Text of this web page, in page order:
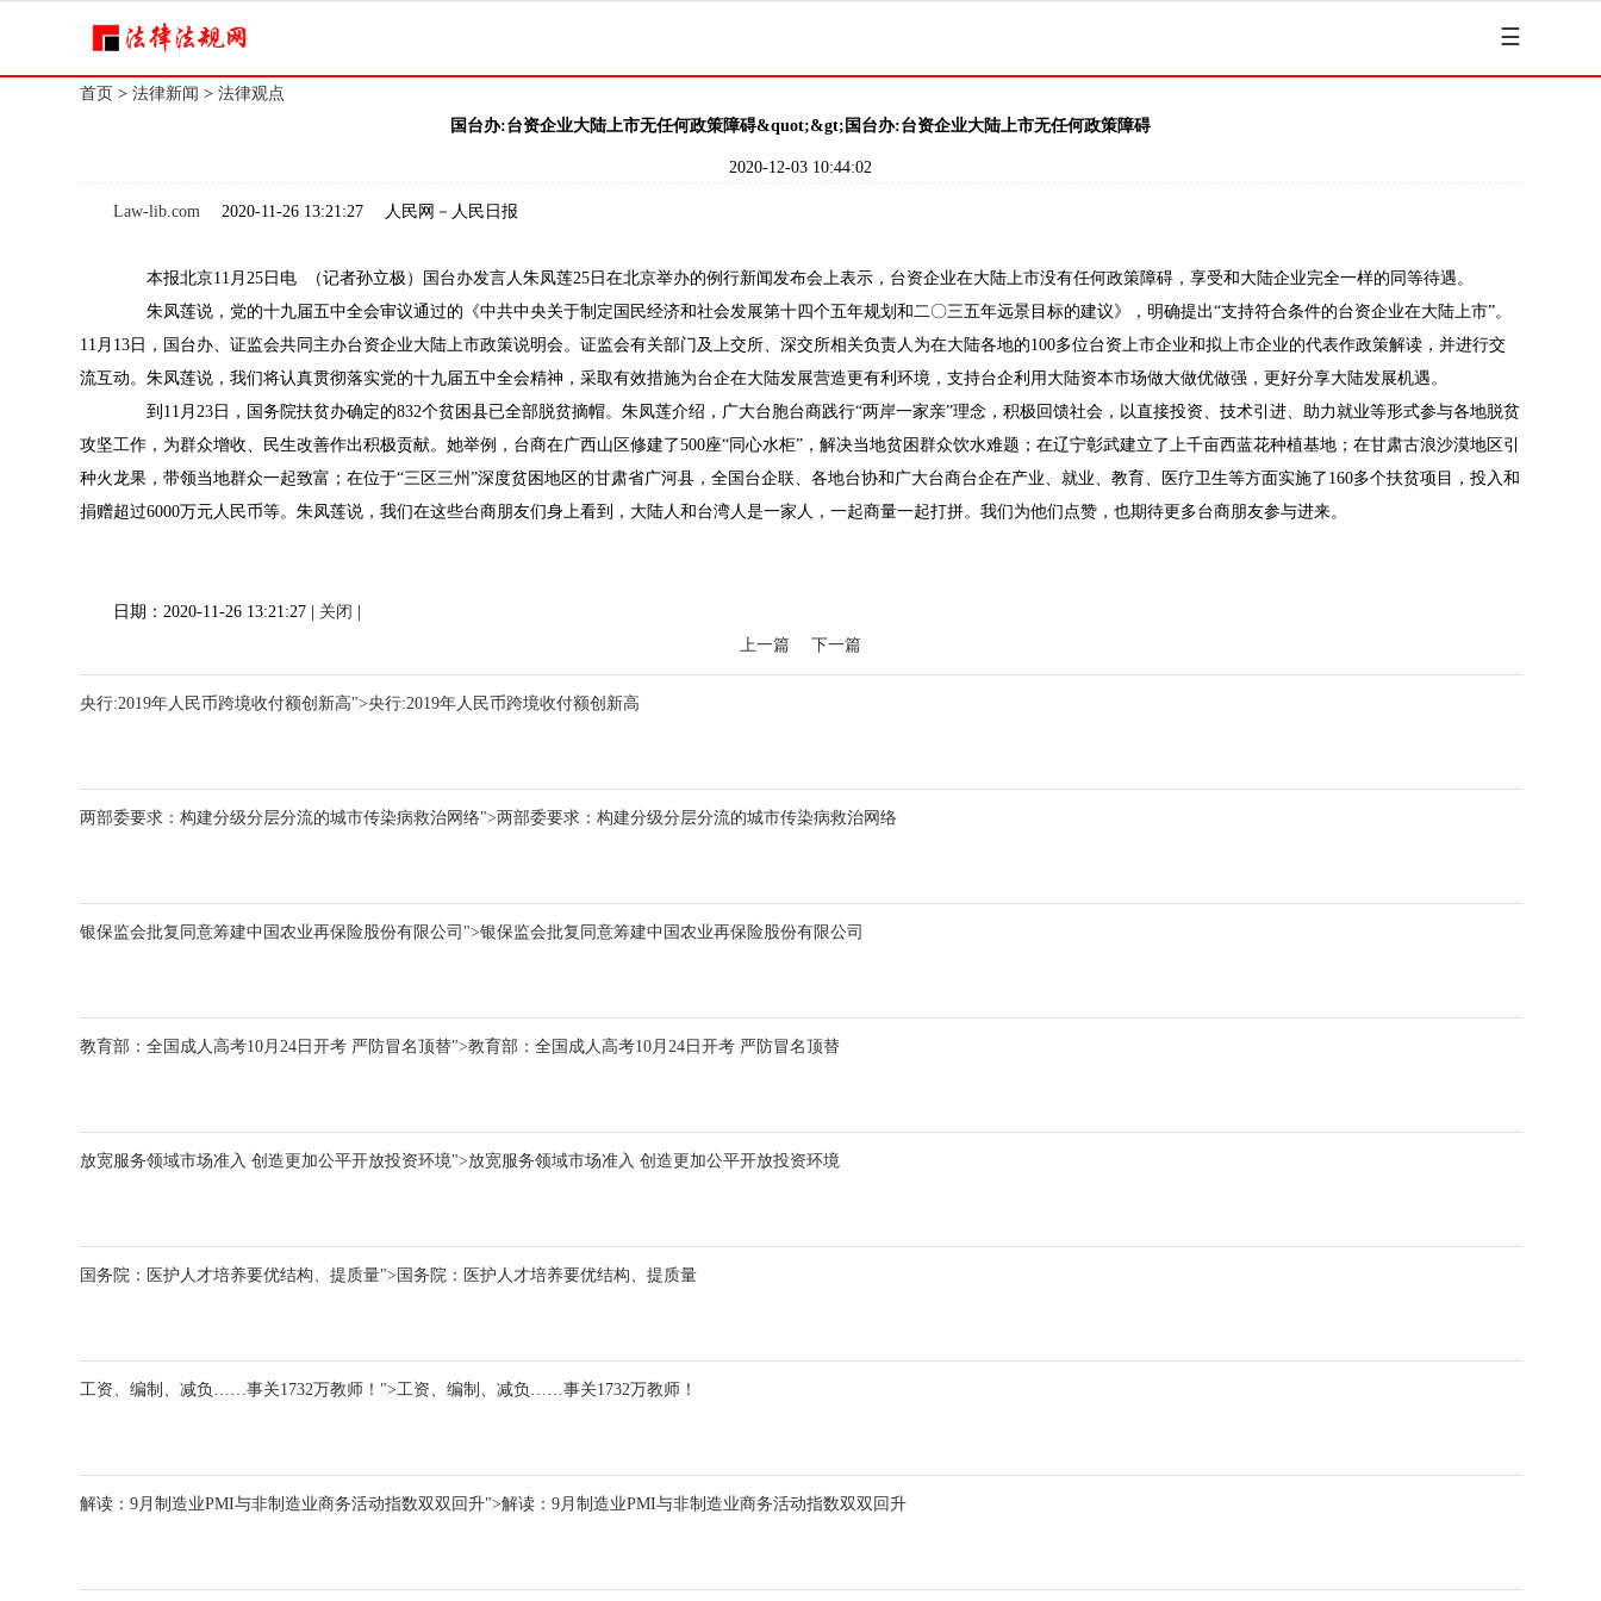
☰
首页 >法律新闻 >法律观点
国台办:台资企业大陆上市无任何政策障碍&quot;&gt;国台办:台资企业大陆上市无任何政策障碍
2020-12-03 10:44:02
Law-lib.com 2020-11-26 13:21:27 人民网－人民日报
本报北京11月25日电 （记者孙立极）国台办发言人朱凤莲25日在北京举办的例行新闻发布会上表示，台资企业在大陆上市没有任何政策障碍，享受和大陆企业完全一样的同等待遇。
朱凤莲说，党的十九届五中全会审议通过的《中共中央关于制定国民经济和社会发展第十四个五年规划和二〇三五年远景目标的建议》，明确提出“支持符合条件的台资企业在大陆上市”。
11月13日，国台办、证监会共同主办台资企业大陆上市政策说明会。证监会有关部门及上交所、深交所相关负责人为在大陆各地的100多位台资上市企业和拟上市企业的代表作政策解读，并进行交
流互动。朱凤莲说，我们将认真贯彻落实党的十九届五中全会精神，采取有效措施为台企在大陆发展营造更有利环境，支持台企利用大陆资本市场做大做优做强，更好分享大陆发展机遇。
到11月23日，国务院扶贫办确定的832个贫困县已全部脱贫摘帽。朱凤莲介绍，广大台胞台商践行“两岸一家亲”理念，积极回馈社会，以直接投资、技术引进、助力就业等形式参与各地脱贫
攻坚工作，为群众增收、民生改善作出积极贡献。她举例，台商在广西山区修建了500座“同心水柜”，解决当地贫困群众饮水难题；在辽宁彰武建立了上千亩西蓝花种植基地；在甘肃古浪沙漠地区引
种火龙果，带领当地群众一起致富；在位于“三区三州”深度贫困地区的甘肃省广河县，全国台企联、各地台协和广大台商台企在产业、就业、教育、医疗卫生等方面实施了160多个扶贫项目，投入和
捐赠超过6000万元人民币等。朱凤莲说，我们在这些台商朋友们身上看到，大陆人和台湾人是一家人，一起商量一起打拼。我们为他们点赞，也期待更多台商朋友参与进来。
日期：2020-11-26 13:21:27 | 关闭
上一篇
下一篇
央行:2019年人民币跨境收付额创新高">央行:2019年人民币跨境收付额创新高
两部委要求：构建分级分层分流的城市传染病救治网络">两部委要求：构建分级分层分流的城市传染病救治网络
银保监会批复同意筹建中国农业再保险股份有限公司">银保监会批复同意筹建中国农业再保险股份有限公司
教育部：全国成人高考10月24日开考 严防冒名顶替">教育部：全国成人高考10月24日开考 严防冒名顶替
放宽服务领域市场准入 创造更加公平开放投资环境">放宽服务领域市场准入 创造更加公平开放投资环境
国务院：医护人才培养要优结构、提质量">国务院：医护人才培养要优结构、提质量
工资、编制、减负……事关1732万教师！">工资、编制、减负……事关1732万教师！
解读：9月制造业PMI与非制造业商务活动指数双双回升">解读：9月制造业PMI与非制造业商务活动指数双双回升